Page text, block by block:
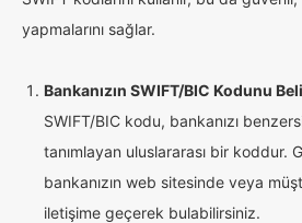
yapmalarını sağlar.
Bankanızın SWIFT/BIC Kodunu
SWIFT/BIC kodu, bankanızı
tanımlayan uluslararası bir koddur.
bankanızın web sitesinde veya
iletişime geçerek bulabilirsiniz.